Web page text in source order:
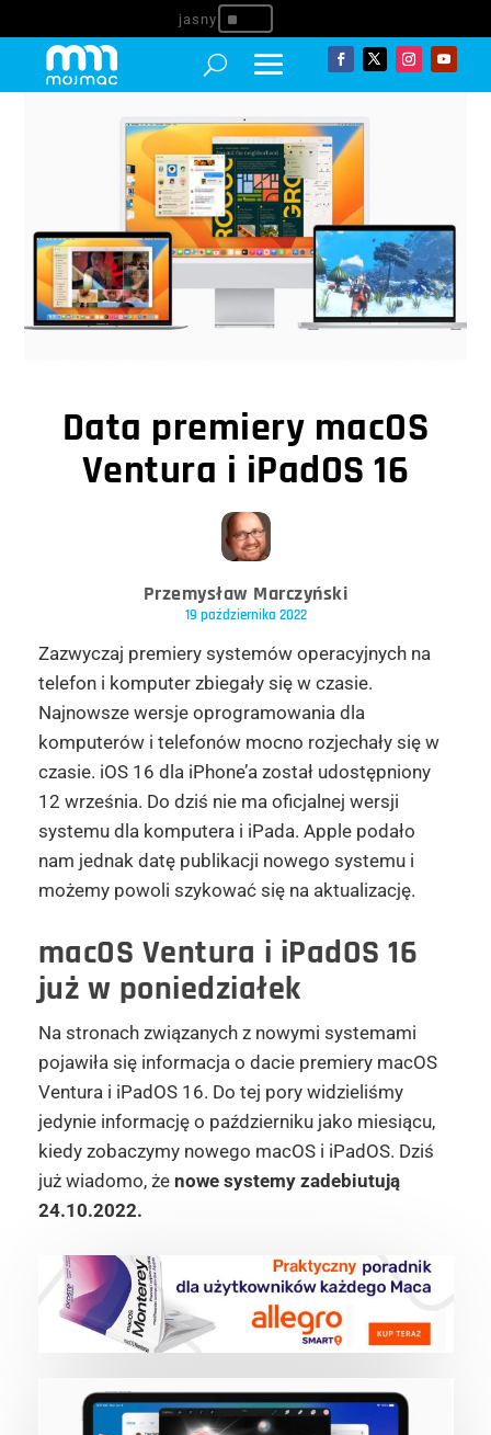
^
Data premiery macOS
Ventura i iPadOS 16
Przemysław Marczyński
19 października 2022
Zazwyczaj premiery systemów operacyjnych na
telefon i komputer zbiegały się w czasie.
Najnowsze wersje oprogramowania dla
komputerów i telefonów mocno rozjechały się w
czasie. iOS 16 dla iPhone’a został udostępniony
12 września. Do dziś nie ma oficjalnej wersji
systemu dla komputera i iPada. Apple podało
nam jednak datę publikacji nowego systemu i
możemy powoli szykować się na aktualizację.
macOS Ventura i iPadOS 16
już w poniedziałek
Na stronach związanych z nowymi systemami
pojawiła się informacja o dacie premiery macOS
Ventura i iPadOS 16. Do tej pory widzieliśmy
jedynie informację o październiku jako miesiącu,
kiedy zobaczymy nowego macOS i iPadOS. Dziś
już wiadomo, że nowe systemy zadebiutują
24.10.2022.